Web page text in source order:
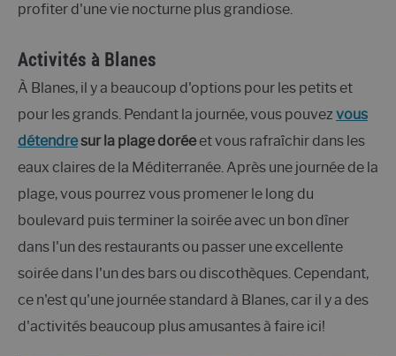
profiter d'une vie nocturne plus grandiose.
Activités à Blanes
À Blanes, il y a beaucoup d'options pour les petits et
pour les grands. Pendant la journée, vous pouvez vous
détendresur la plage doréeet vous rafraîchir dans les
eaux claires de la Méditerranée. Après une journée de la
plage, vous pourrez vous promener le long du
boulevard puis terminer la soirée avec un bon dîner
dans l'un des restaurants ou passer une excellente
soirée dans l'un des bars ou discothèques. Cependant,
ce n'est qu'une journée standard à Blanes, car il y a des
d'activités beaucoup plus amusantes à faire ici!